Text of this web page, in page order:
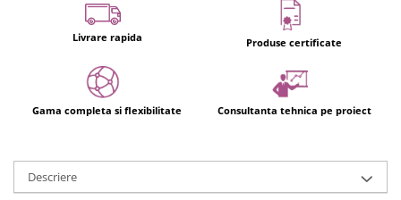
Componente usi glisante manuale
Usi glisant-telescopice
Pereti amovibili
Manere
Manere tragatoare
Livrare rapida Produse certificate
Gama completa si flexibilitate Consultanta tehnica pe proiect
Descriere